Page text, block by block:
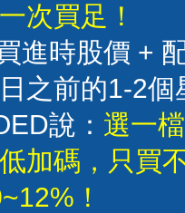
次買足！
進時股價 +
之前的1-2個
說： 選一
加碼，只買
！